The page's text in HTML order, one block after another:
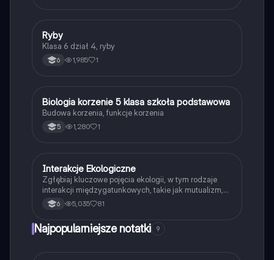
RBiologia
Ryby
Klasa 6 dział 4, ryby
6 1,985 1
BBiologia
Biologia korzenie 5 klasa szkoła podstawowa
Budowa korzenia, funkcje korzenia
5 1,280 1
Biologia
Interakcje Ekologiczne
Zgłębiaj kluczowe pojęcia ekologii, w tym rodzaje
interakcji międzygatunkowych, takie jak mutualizm,
komensalizm, drapieżnictwo i pasożytnictwo.
Dowiedz się o strukturze populacji, ekosystemach
oraz zależnościach pokarmowych. Idealne dla
studentów biologii i ekologii. Typ: podsumowanie.
6 5,035 81
Najpopularniejsze notatki 9